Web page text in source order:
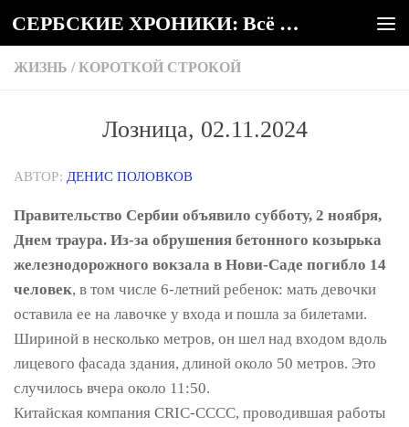
Под записью СЕРБСКИЕ ХРОНИКИ: Всё о Сербии
ЖИЗНЬ / КОРОТКОЙ СТРОКОЙ
Лозница, 02.11.2024
АВТОР: ДЕНИС ПОЛОВКОВ
Правительство Сербии объявило субботу, 2 ноября,
Днем траура. Из-за обрушения бетонного козырька
железнодорожного вокзала в Нови-Саде погибло 14
человек, в том числе 6-летний ребенок: мать девочки
оставила ее на лавочке у входа и пошла за билетами.
Шириной в несколько метров, он шел над входом вдоль
лицевого фасада здания, длиной около 50 метров. Это
случилось вчера около 11:50.
Китайская компания CRIC-CCCC, проводившая работы